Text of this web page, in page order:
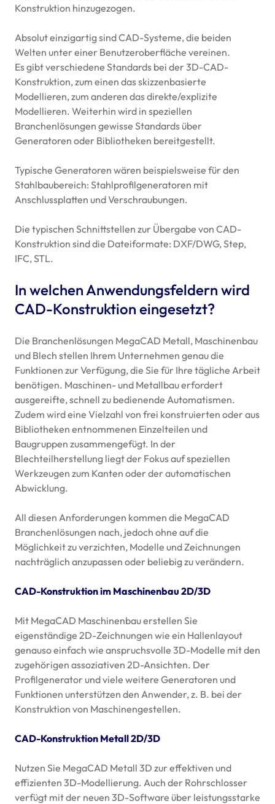
Konstruktion hinzugezogen.
Absolut einzigartig sindCAD-Systeme, die beiden
Welten unter einer Benutzeroberfläche vereinen.
Es gibt verschiedene Standards bei der 3D-CAD-
Konstruktion, zum einen das skizzenbasierte
Modellieren, zum anderen das direkte/explizite
Modellieren. Weiterhin wird in speziellen
Branchenlösungen gewisse Standards über
Generatoren oder Bibliotheken bereitgestellt.
Typische Generatoren wären beispielsweise für den
Stahlbaubereich: Stahlprofilgeneratoren mit
Anschlussplatten und Verschraubungen.
Die typischen Schnittstellen zur Übergabe von CAD-
Konstruktion sind die Dateiformate: DXF/DWG, Step,
IFC, STL.
In welchen Anwendungsfeldern wird
CAD-Konstruktion eingesetzt?
Die Branchenlösungen MegaCAD Metall, Maschinenbau
und Blech stellen Ihrem Unternehmen genau die
Funktionen zur Verfügung, die Sie für Ihre tägliche Arbeit
benötigen. Maschinen- und Metallbau erfordert
ausgereifte, schnell zu bedienende Automatismen.
Zudem wird eine Vielzahl von frei konstruierten oder aus
Bibliotheken entnommenen Einzelteilen und
Baugruppen zusammengefügt. In der
Blechteilherstellung liegt der Fokus auf speziellen
Werkzeugen zum Kanten oder der automatischen
Abwicklung.
All diesen Anforderungen kommen die MegaCAD
Branchenlösungen nach, jedoch ohne auf die
Möglichkeit zu verzichten, Modelle und Zeichnungen
nachträglich anzupassen oder beliebig zu verändern.
CAD-Konstruktion im Maschinenbau 2D/3D
Mit MegaCAD Maschinenbau erstellen Sie
eigenständige 2D-Zeichnungen wie ein Hallenlayout
genauso einfach wie anspruchsvolle 3D-Modelle mit den
zugehörigen assoziativen 2D-Ansichten. Der
Profilgenerator und viele weitere Generatoren und
Funktionen unterstützen den Anwender, z. B. bei der
Konstruktion von Maschinengestellen.
CAD-Konstruktion Metall 2D/3D
Nutzen Sie MegaCAD Metall 3D zur effektiven und
effizienten 3D-Modellierung. Auch der Rohrschlosser
verfügt mit der neuen 3D-Software über leistungsstarke